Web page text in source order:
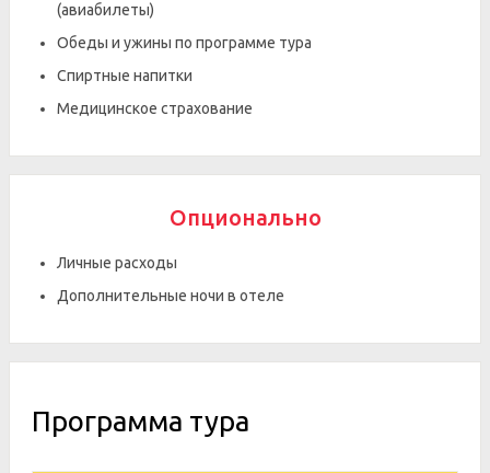
(авиабилеты)
Обеды и ужины по программе тура
Спиртные напитки
Медицинское страхование
Опционально
Личные расходы
Дополнительные ночи в отеле
Программа тура